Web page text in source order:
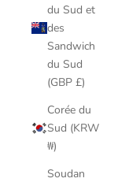
du Sud et
des
Sandwich
du Sud
(GBP £)
Corée du
Sud (KRW
₩)
Soudan